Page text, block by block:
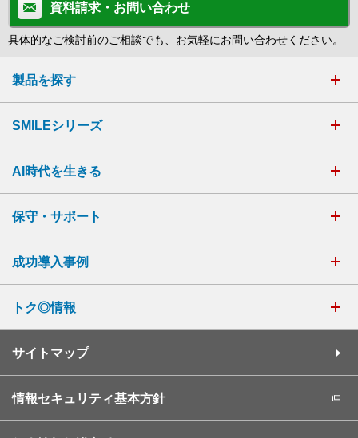
資料請求・お問い合わせ
具体的なご検討前のご相談でも、お気軽にお問い合わせください。
製品を探す
SMILEシリーズ
AI時代を生きる
保守・サポート
成功導入事例
トク◎情報
サイトマップ
情報セキュリティ基本方針